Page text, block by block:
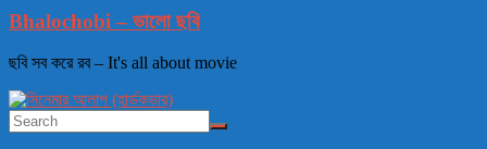
Bhalochobi – ভালো ছবি
ছবি সব করে রব – It's all about movie